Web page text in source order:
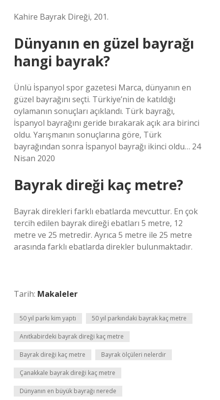
Kahire Bayrak Direği, 201.
Dünyanın en güzel bayrağı
hangi bayrak?
Ünlü İspanyol spor gazetesi Marca, dünyanın en
güzel bayrağını seçti. Türkiye’nin de katıldığı
oylamanın sonuçları açıklandı. Türk bayrağı,
İspanyol bayrağını geride bırakarak açık ara birinci
oldu. Yarışmanın sonuçlarına göre, Türk
bayrağından sonra İspanyol bayrağı ikinci oldu… 24
Nisan 2020
Bayrak direği kaç metre?
Bayrak direkleri farklı ebatlarda mevcuttur. En çok
tercih edilen bayrak direği ebatları 5 metre, 12
metre ve 25 metredir. Ayrıca 5 metre ile 25 metre
arasında farklı ebatlarda direkler bulunmaktadır.
Tarih: Makaleler
50 yıl parkı kim yaptı 50 yıl parkındaki bayrak kaç metre
Anıtkabirdeki bayrak direği kaç metre
Bayrak direği kaç metre Bayrak ölçüleri nelerdir
Çanakkale bayrak direği kaç metre
Dünyanın en büyük bayrağı nerede